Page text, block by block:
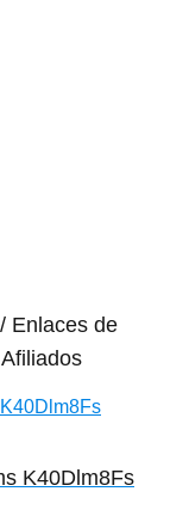
Enlaces de
K40Dlm8Fs